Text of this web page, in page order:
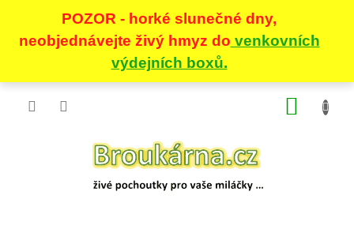
Přejít